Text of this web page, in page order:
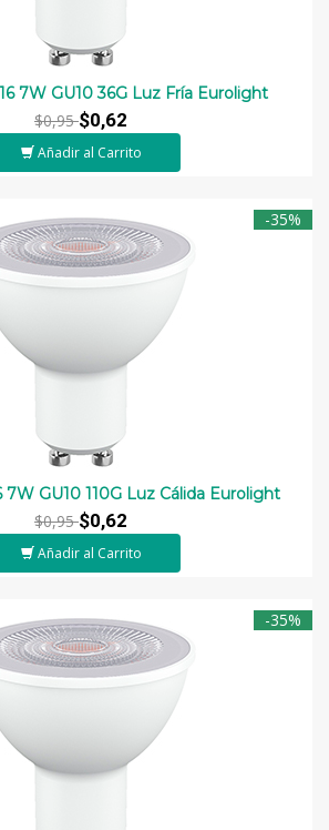
7W GU10 36G Luz Fría Eurolight
$0,95$0,62
Añadir al Carrito
-35%
7W GU10 110G Luz Cálida Eurolight
$0,95$0,62
Añadir al Carrito
-35%